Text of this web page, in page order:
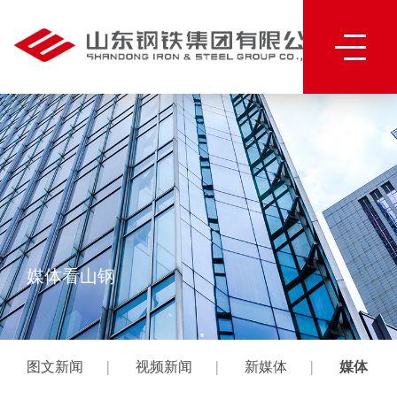
媒体看山钢
图文新闻 | 视频新闻 | 新媒体 | 媒体